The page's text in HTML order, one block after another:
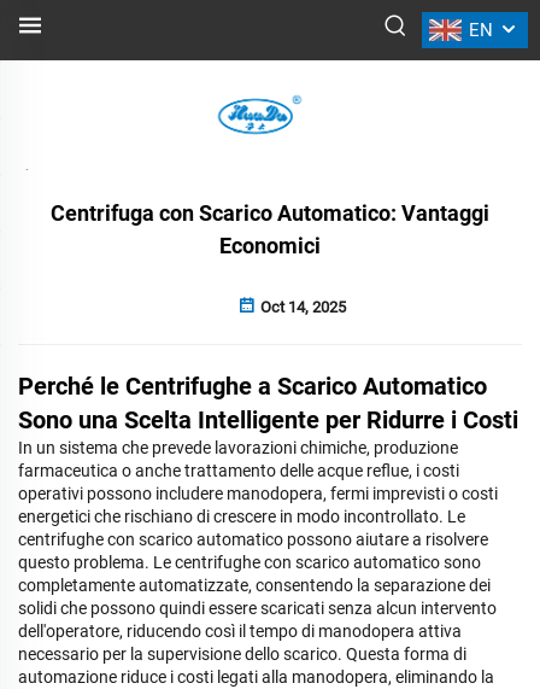
EN
NOTIZIE
Centrifuga con Scarico Automatico: Vantaggi
Economici
Oct 14, 2025
Perché le Centrifughe a Scarico Automatico
Sono una Scelta Intelligente per Ridurre i Costi
In un sistema che prevede lavorazioni chimiche, produzione
farmaceutica o anche trattamento delle acque reflue, i costi
operativi possono includere manodopera, fermi imprevisti o costi
energetici che rischiano di crescere in modo incontrollato. Le
centrifughe con scarico automatico possono aiutare a risolvere
questo problema. Le centrifughe con scarico automatico sono
completamente automatizzate, consentendo la separazione dei
solidi che possono quindi essere scaricati senza alcun intervento
dell'operatore, riducendo così il tempo di manodopera attiva
necessario per la supervisione dello scarico. Questa forma di
automazione riduce i costi legati alla manodopera, eliminando la